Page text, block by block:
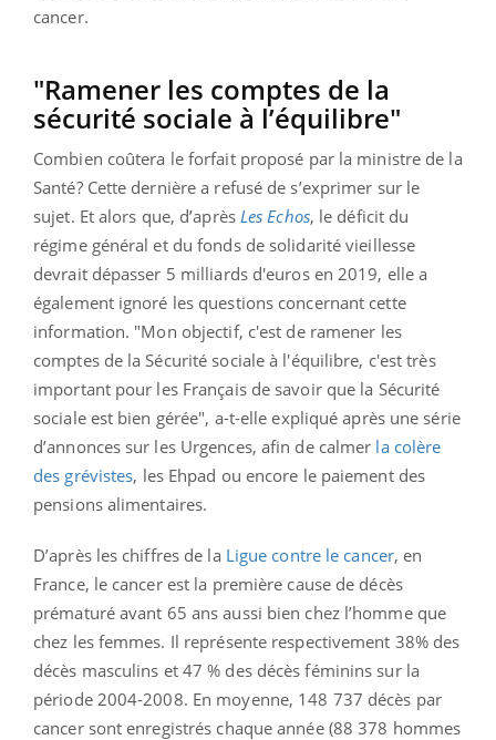
cancer.
"Ramener les comptes de la
sécurité sociale à l’équilibre"
Combien coûtera le forfait proposé par la ministre de la
Santé? Cette dernière a refusé de s’exprimer sur le
sujet. Et alors que, d’après Les Echos, le déficit du
régime général et du fonds de solidarité vieillesse
devrait dépasser 5 milliards d'euros en 2019, elle a
également ignoré les questions concernant cette
information. "Mon objectif, c'est de ramener les
comptes de la Sécurité sociale à l'équilibre, c'est très
important pour les Français de savoir que la Sécurité
sociale est bien gérée", a-t-elle expliqué après une série
d’annonces sur les Urgences, afin de calmer la colère
des grévistes, les Ehpad ou encore le paiement des
pensions alimentaires.
D’après les chiffres de la Ligue contre le cancer, en
France, le cancer est la première cause de décès
prématuré avant 65 ans aussi bien chez l’homme que
chez les femmes. Il représente respectivement 38% des
décès masculins et 47 % des décès féminins sur la
période 2004-2008. En moyenne, 148 737 décès par
cancer sont enregistrés chaque année (88 378 hommes